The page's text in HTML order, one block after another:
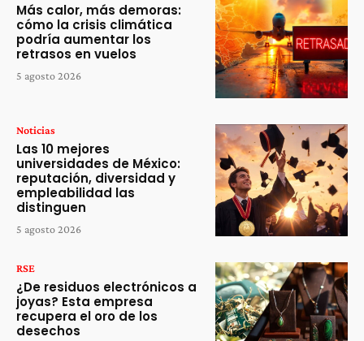
Más calor, más demoras:
cómo la crisis climática
podría aumentar los
retrasos en vuelos
5 agosto 2026
Noticias
Las 10 mejores
universidades de México:
reputación, diversidad y
empleabilidad las
distinguen
5 agosto 2026
RSE
¿De residuos electrónicos a
joyas? Esta empresa
recupera el oro de los
desechos